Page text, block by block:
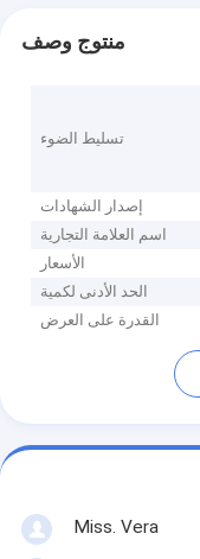
منتوج وصف
تسليط الضوء
إصدار الشهادات
اسم العلامة التجارية
الأسعار
الحد الأدنى لكمية
القدرة على العرض
Miss. Vera